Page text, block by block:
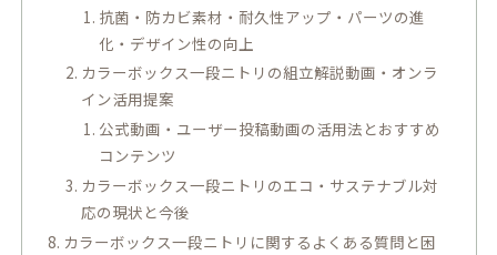
抗菌・防カビ素材・耐久性アップ・パーツの進
化・デザイン性の向上
カラーボックス一段ニトリの組立解説動画・オンラ
イン活用提案
公式動画・ユーザー投稿動画の活用法とおすすめ
コンテンツ
カラーボックス一段ニトリのエコ・サステナブル対
応の現状と今後
カラーボックス一段ニトリに関するよくある質問と困